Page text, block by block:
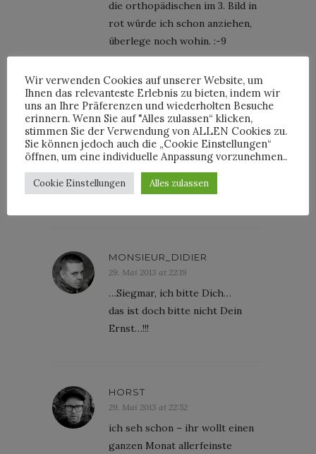
die orthopädischen im 3. Bild in
rot würde ich schon anziehen,
überlege noch wohin. :-9
H-C
29. Mai 2013 at 19:33
Nehm ich alle! Traumhaft.
Könnten es auch mal welche in
einem niedrigeren Preissegment
sein?
MONSIEUR_DIDIER
29. Mai 2013 at 22:19
…Siegmar, ich bitte Dich…
das ist doch bitte nicht Dein
Ernst…!!!
HORST
29. Mai 2013 at 22:52
ich seh schon – ihr wollt einen
ganzen Monat allerfeinste
Wir verwenden Cookies auf unserer Website, um
Ihnen das relevanteste Erlebnis zu bieten, indem wir
uns an Ihre Präferenzen und wiederholten Besuche
erinnern. Wenn Sie auf "Alles zulassen“ klicken,
stimmen Sie der Verwendung von ALLEN Cookies zu.
Sie können jedoch auch die „Cookie Einstellungen“
öffnen, um eine individuelle Anpassung vorzunehmen..
Cookie Einstellungen Alles zulassen